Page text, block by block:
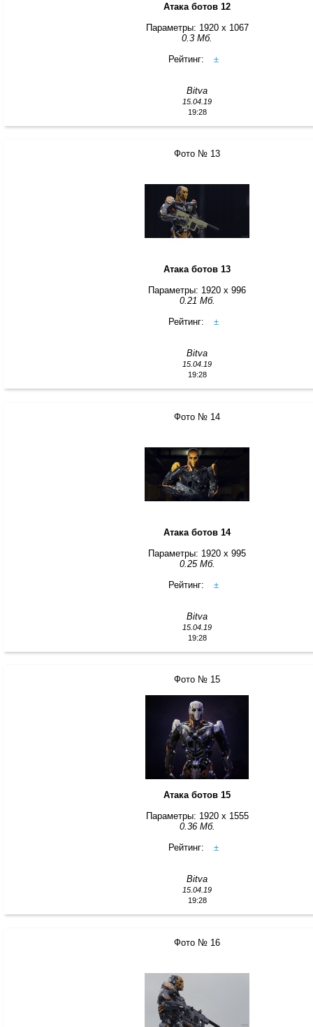
Атака ботов 12
Параметры: 1920 x 1067
0.3 Мб.
Рейтинг:
±
Bitva
15.04.19
19:28
Фото № 13
Атака ботов 13
Параметры: 1920 x 996
0.21 Мб.
Рейтинг:
±
Bitva
15.04.19
19:28
Фото № 14
Атака ботов 14
Параметры: 1920 x 995
0.25 Мб.
Рейтинг:
±
Bitva
15.04.19
19:28
Фото № 15
Атака ботов 15
Параметры: 1920 x 1555
0.36 Мб.
Рейтинг:
±
Bitva
15.04.19
19:28
Фото № 16